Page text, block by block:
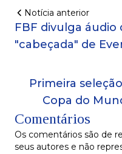
Notícia anterior
FBF divulga áudio
"cabeçada" de
Primeira
Copa do
Comentários
Os comentários são de
seus autores e não